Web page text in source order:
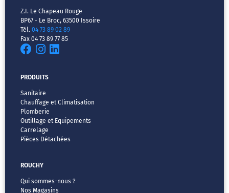
Z.I. Le Chapeau Rouge
BP67 - Le Broc, 63500 Issoire
Tél. 04 73 89 02 89
Fax 04 73 89 77 85
PRODUITS
Sanitaire
Chauffage et Climatisation
Plomberie
Outillage et Equipements
Carrelage
Pièces Détachées
ROUCHY
Qui sommes-nous ?
Nos Magasins